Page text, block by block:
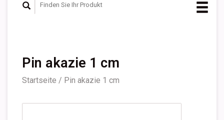
Pin akazie 1 cm
Startseite / Pin akazie 1 cm